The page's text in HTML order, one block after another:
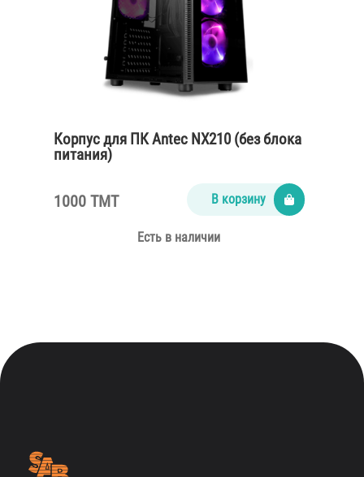
Корпус для ПК Antec NX210 (без блока
питания)
1000 TMT В корзину
Есть в наличии